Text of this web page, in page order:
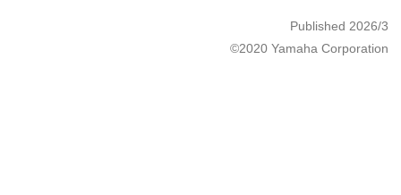
Published 2026/3
©2020 Yamaha Corporation